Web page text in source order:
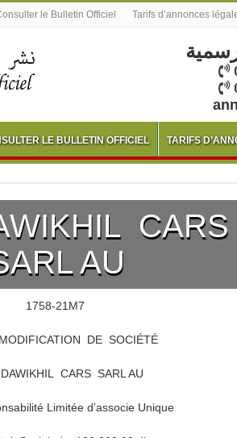
le Bulletin Officiel Tarifs d’annonces
LE BULLETIN OFFICIEL TARIFS
CARS
AU
1758-21M7
DE SOCIÉTÉ
CARS SARL AU
Limitée d’associe Unique